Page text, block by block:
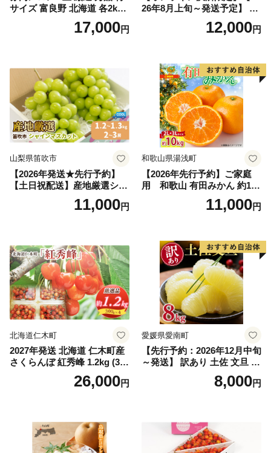
サイズ 富良野 北海道 各2kg
～2.6kg 2玉 セット ファーム
富良野 メロン めろん 果物 く
17,000円
26年8月上旬～発送予定】 先
行予約 「浅間水蜜桃プレミ
アム」 もも あかつき 秀品 約
果肉 長野県産 小諸市
12,000円
山梨県笛吹市
【2026年発送★先行予約】
【土日祝配送】産地厳選シャ
インマスカット1.2kg～1.3kg
（2房～3房）※沖縄・離島配
笛吹市 山梨県 フルーツ 果物
ぶどう 葡萄 大粒 シャインマ
スカット おすすめ シャイン
マスカット 贈答 ギフト 産地
笛吹市 シャインマスカット
笛吹 葡萄 国産 ぶどう 人気
国産 1.2kg 先行｜
11,000円
和歌山県湯浅町
【2026年先行予約】ご家庭
用 和歌山 有田みかん 約10k
g (2L、3Lサイズ)【湯浅町】
11,000円
北海道仁木町
2027年発送 北海道 仁木町産
さくらんぼ 紅秀峰 1.2kg (300
g×4パック) Lサイズ以上 旬
桜桃 産地直送 サクランボ チ
26,000円
愛媛県愛南町
【先行予約：2026年12月中旬
～発送】 訳あり 土佐 文旦 8k
g (Mサイズ以上サイズミック
ス) 8000円 わけあり ぶんた
産 農家直送 期間限定 特産品
サイズミックス くらもとフ
ァーム 愛南町 愛媛県
8,000円